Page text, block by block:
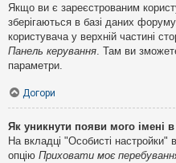
Якщо ви є зареєстрованим
зберігаються в базі даних
користувача у верхній частині
Панель керування . Там ви
параметри.
Догори
Як уникнути появи мого імені
На вкладці "Особисті настройки"
опцію Приховати моє